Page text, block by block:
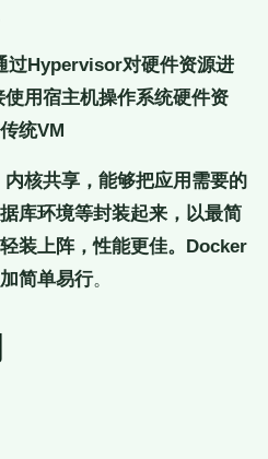
过Hypervisor对硬件资源进
用宿主机操作系统硬件资
统VM
核共享，能够把应用需要的
库环境等封装起来，以最简
装上阵，性能更佳。Docker
简单易行。